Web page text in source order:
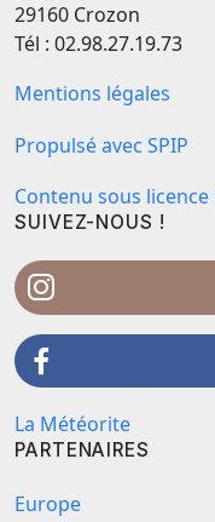
29160 Crozon
Tél : 02.98.27.19.73
Mentions légales
Propulsé avec SPIP
Contenu sous licence
SUIVEZ-NOUS !
La Météorite
PARTENAIRES
Europe